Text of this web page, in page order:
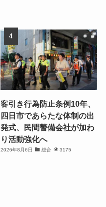
客引き行為防止条例10年、
四日市であらたな体制の出
発式、民間警備会社が加わ
り活動強化へ
2026年8月6日 総合 3175